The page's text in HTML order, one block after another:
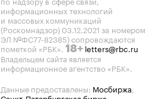
информационных технологий
и массовых коммуникаций
(Роскомнадзор) 03.12.2021 за номером
ЭЛ №ФС77-82385) сопровождаются
пометкой «РБК». 18+ letters@rbc.ru
Владельцем сайта является
информационное агентство «РБК».
Данные предоставлены: Мосбиржа,